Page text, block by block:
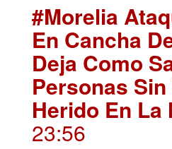
#Morelia
En Cancha
Deja Como
Personas Sin
Herido En La
23:56